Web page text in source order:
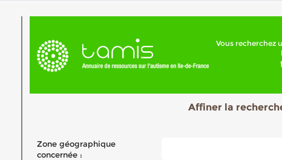
Vous recherchez
Affiner la
Zone géographique
concernée :